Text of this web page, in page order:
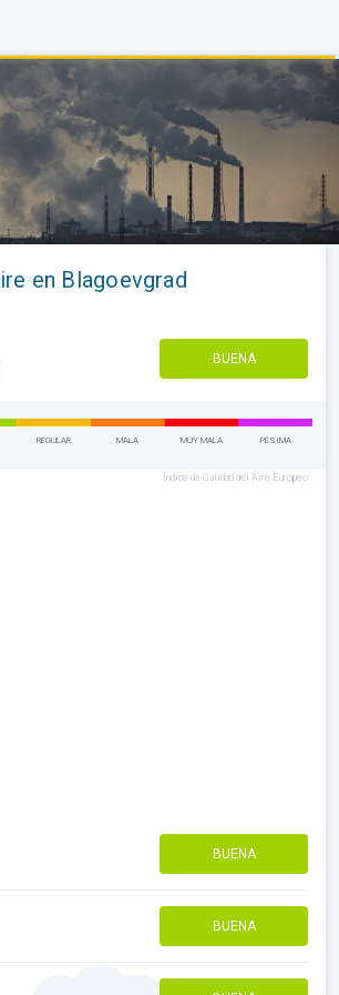
en Blagoevgrad
BUENA
REGULAR MALA MUY MALA PÉSIMA
Índice de Calidad del Aire Europeo
BUENA
BUENA